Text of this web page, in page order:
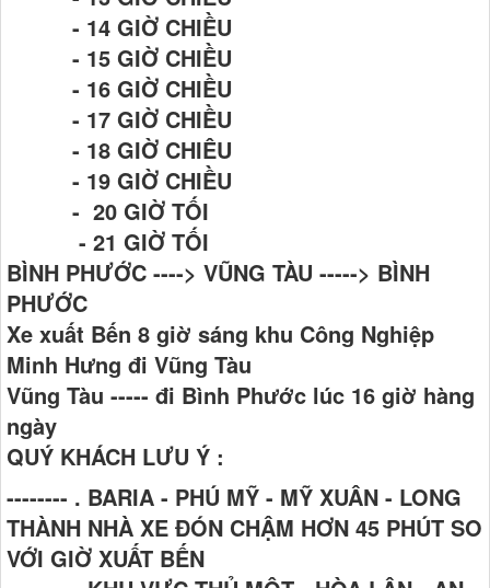
- 14 GIỜ CHIỀU
- 15 GIỜ CHIỀU
- 16 GIỜ CHIỀU
- 17 GIỜ CHIỀU
- 18 GIỜ CHIÊU
- 19 GIỜ CHIỀU
- 20 GIỜ TỐI
- 21 GIỜ TỐI
BÌNH PHƯỚC ----> VŨNG TÀU -----> BÌNH
PHƯỚC
Xe xuất Bến 8 giờ sáng khu Công Nghiệp
Minh Hưng đi Vũng Tàu
Vũng Tàu ----- đi Bình Phước lúc 16 giờ hàng
ngày
QUÝ KHÁCH LƯU Ý :
-------- . BARIA - PHÚ MỸ - MỸ XUÂN - LONG
THÀNH NHÀ XE ĐÓN CHẬM HƠN 45 PHÚT SO
VỚI GIỜ XUẤT BẾN